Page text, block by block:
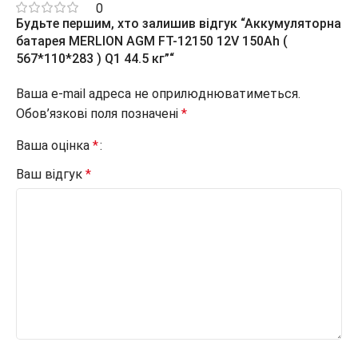
0
Будьте першим, хто залишив відгук “Аккумуляторна
батарея MERLION AGM FT-12150 12V 150Ah (
567*110*283 ) Q1 44.5 кг”“
Ваша e-mail адреса не оприлюднюватиметься.
Обов’язкові поля позначені *
Ваша оцінка *
Ваш відгук *